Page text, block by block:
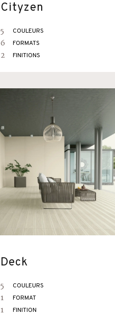
Cityzen
5 COULEURS
6 FORMATS
2 FINITIONS
Deck
5 COULEURS
1 FORMAT
1 FINITION